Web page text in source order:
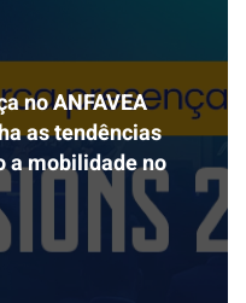
no ANFAVEA
as tendências
a mobilidade no